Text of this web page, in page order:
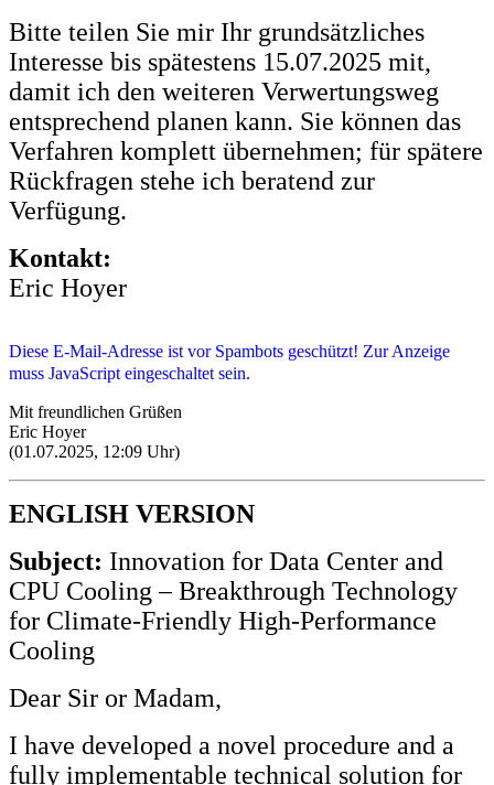
Bitte teilen Sie mir Ihr grundsätzliches
Interesse bis spätestens 15.07.2025 mit,
damit ich den weiteren Verwertungsweg
entsprechend planen kann. Sie können das
Verfahren komplett übernehmen; für spätere
Rückfragen stehe ich beratend zur
Verfügung.
Kontakt:
Eric Hoyer
Diese E-Mail-Adresse ist vor Spambots geschützt! Zur Anzeige
muss JavaScript eingeschaltet sein.
Mit freundlichen Grüßen
Eric Hoyer
(01.07.2025, 12:09 Uhr)
ENGLISH VERSION
Subject: Innovation for Data Center and
CPU Cooling – Breakthrough Technology
for Climate-Friendly High-Performance
Cooling
Dear Sir or Madam,
I have developed a novel procedure and a
fully implementable technical solution for